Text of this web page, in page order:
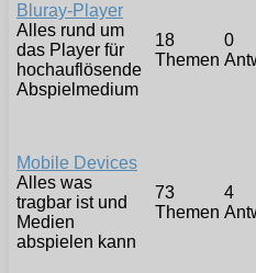
Bluray-Player
Alles rund um
das Player für
hochauflösende
Abspielmedium
18
Themen
0
Mobile Devices
Alles was
tragbar ist und
Medien
abspielen kann
73
Themen
4